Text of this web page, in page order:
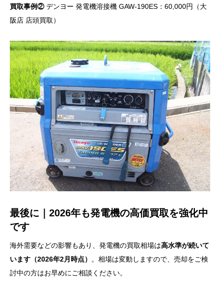
買取事例②デンヨー 発電機溶接機 GAW-190ES：60,000円（大
阪店 店頭買取）
最後に｜2026年も発電機の高価買取を強化中
です
海外需要などの影響もあり、発電機の買取相場は高水準が続いて
います（2026年2月時点）
。相場は変動しますので、売却をご検
討中の方はお早めにご相談ください。